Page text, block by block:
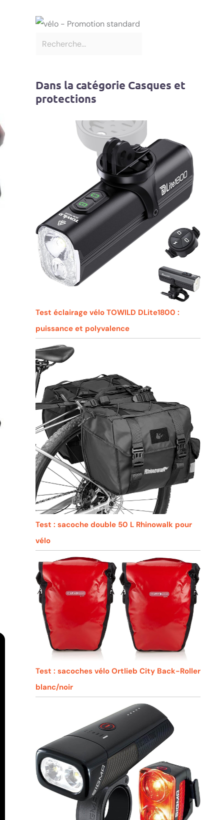
Dans la catégorie Casques et
protections
Test éclairage vélo TOWILD DLite1800 :
puissance et polyvalence
Test : sacoche double 50 L Rhinowalk pour
vélo
Test : sacoches vélo Ortlieb City Back-Roller
blanc/noir